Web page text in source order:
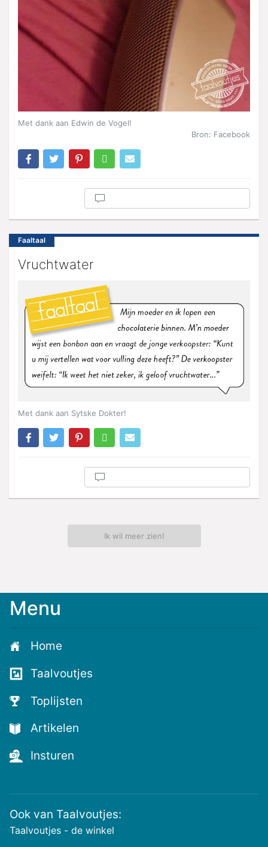
Met dank aan Edwin de Vogel!
Bron: Facebook
Faaltaal
Vruchtwater
Met dank aan Sytske Dokter!
Ik wil meer zien!
Meld
voor
de
nieuwste
voutjes
en
de
voutste
nieuwtjes!
Menu
Home
Taalvoutjes
Toplijsten
Artikelen
Insturen
Ook van Taalvoutjes:
Taalvoutjes - de winkel